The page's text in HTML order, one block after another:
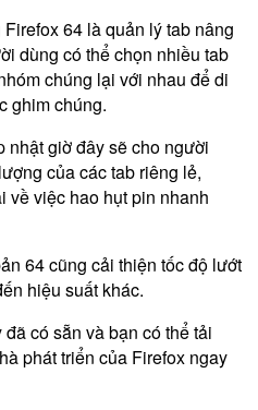
64 là quản lý tab nâng
dùng có thể chọn nhiều tab
chúng lại với nhau để di
ghim chúng.
nhật giờ đây sẽ cho người
của các tab riêng lẻ,
về việc hao hụt pin nhanh
64 cũng cải thiện tốc độ lướt
hiệu suất khác.
có sẵn và bạn có thể tải
phát triển của Firefox ngay